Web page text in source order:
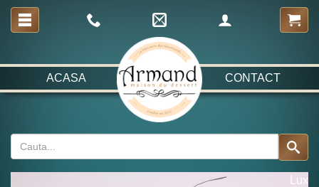
ACASA CONTACT
Lux